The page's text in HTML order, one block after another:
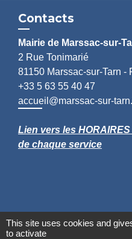
Contacts
Mairie de Marssac-sur-
2 Rue Tonimarié
81150 Marssac-sur-Tarn -
+33 5 63 55 40 47
accueil@marssac-sur-
Lien vers les
de chaque service
This site uses cookies and
to activate